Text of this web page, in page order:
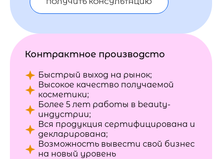
Контрактное производсто
Быстрый выход на рынок;
Высокое качество получаемой
косметики;
Более 5 лет работы в beauty-
индустрии;
Вся продукция сертифицирована и
декларирована;
Возможность вывести свой бизнес
на новый уровень